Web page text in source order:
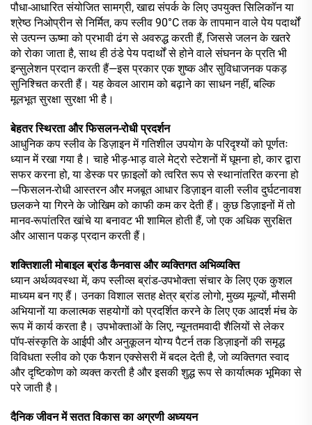
पौधा-आधारित संयोजित सामग्री, खाद्य संपर्क के लिए उपयुक्त सिलिकॉन या
श्रेष्ठ निओप्रीन से निर्मित, कप स्लीव 90°C तक के तापमान वाले पेय पदार्थों
से उत्पन्न ऊष्मा को प्रभावी ढंग से अवरुद्ध करती हैं, जिससे जलन के खतरे
को रोका जाता है, साथ ही ठंडे पेय पदार्थों से होने वाले संघनन के प्रति भी
इन्सुलेशन प्रदान करती हैं—इस प्रकार एक शुष्क और सुविधाजनक पकड़
सुनिश्चित करती हैं। यह केवल आराम को बढ़ाने का साधन नहीं, बल्कि
मूलभूत सुरक्षा सुरक्षा भी है।
बेहतर स्थिरता और फिसलन-रोधी प्रदर्शन
आधुनिक कप स्लीव के डिज़ाइन में गतिशील उपयोग के परिदृश्यों को पूर्णतः
ध्यान में रखा गया है। चाहे भीड़-भाड़ वाले मेट्रो स्टेशनों में घूमना हो, कार द्वारा
सफर करना हो, या डेस्क पर फ़ाइलों को त्वरित रूप से स्थानांतरित करना हो
—फिसलन-रोधी आस्तरन और मजबूत आधार डिज़ाइन वाली स्लीव दुर्घटनावश
छलकने या गिरने के जोखिम को काफी कम कर देती हैं। कुछ डिज़ाइनों में तो
मानव-रूपांतरित खांचे या बनावट भी शामिल होती हैं, जो एक अधिक सुरक्षित
और आसान पकड़ प्रदान करती हैं।
शक्तिशाली मोबाइल ब्रांड कैनवास और व्यक्तिगत अभिव्यक्ति
ध्यान अर्थव्यवस्था में, कप स्लीव्स ब्रांड-उपभोक्ता संचार के लिए एक कुशल
माध्यम बन गए हैं। उनका विशाल सतह क्षेत्र ब्रांड लोगो, मुख्य मूल्यों, मौसमी
अभियानों या कलात्मक सहयोगों को प्रदर्शित करने के लिए एक आदर्श मंच के
रूप में कार्य करता है। उपभोक्ताओं के लिए, न्यूनतमवादी शैलियों से लेकर
पॉप-संस्कृति के आईपी और अनुकूलन योग्य पैटर्न तक डिज़ाइनों की समृद्ध
विविधता स्लीव को एक फैशन एक्सेसरी में बदल देती है, जो व्यक्तिगत स्वाद
और दृष्टिकोण को व्यक्त करती है और इसकी शुद्ध रूप से कार्यात्मक भूमिका से
परे जाती है।
दैनिक जीवन में सतत विकास का अग्रणी अध्ययन